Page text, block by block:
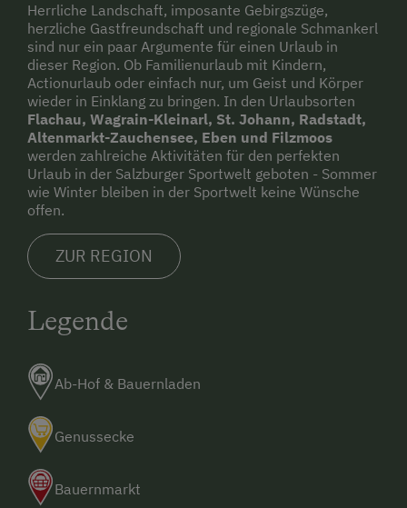
Anreise mit Zug möglich (nächster Bahnhof:
Radstadt oder Schladming, ca. 10 km entfernt)
Vom Bahnhof zu uns: Wandertaxi oder
Wanderbus, Öffentlicher Linienbus,
Normalerweise fahren Züge 1x pro Stunde an
Wochentagen und 1x pro Stunde am
Wochenende und an Feiertagen.
Mobilitätsangebot: Wanderbus oder
(Gasthaus, Supermarkt, Hofladen) ist 0 km
Sie können bei uns Fahrräder ausleihen.
Herrliche Landschaft, imposante Gebirgszüge,
herzliche Gastfreundschaft und regionale Schmankerl
sind nur ein paar Argumente für einen Urlaub in
dieser Region. Ob Familienurlaub mit Kindern,
Actionurlaub oder einfach nur, um Geist und Körper
wieder in Einklang zu bringen. In den Urlaubsorten
Flachau, Wagrain-Kleinarl, St. Johann, Radstadt,
Altenmarkt-Zauchensee, Eben und Filzmoos
werden zahlreiche Aktivitäten für den perfekten
Urlaub in der Salzburger Sportwelt geboten - Sommer
wie Winter bleiben in der Sportwelt keine Wünsche
offen.
ZUR REGION
Legende
Ab-Hof & Bauernladen
Genussecke
Bauernmarkt